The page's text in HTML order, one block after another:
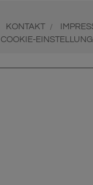
KONTAKT /
COOKIE-